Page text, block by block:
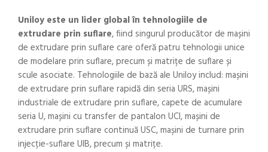
Uniloy este un lider globalîn tehnologiile de
extrudare prin suflare, fiind singurul producător de mașini
de extrudare prin suflare care oferă patru tehnologii unice
de modelare prin suflare, precum și matrițe de suflare și
scule asociate. Tehnologiile de bază ale Uniloy includ: mașini
de extrudare prin suflare rapidă din seria URS, mașini
industriale de extrudare prin suflare, capete de acumulare
seria U, mașini cu transfer de pantalon UCI, mașini de
extrudare prin suflare continuă USC, mașini de turnare prin
injecție-suflare UIB, precum și matrițe.